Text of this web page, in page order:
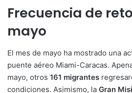
Frecuencia de
mayo
El mes de mayo ha mostrado una
puente aéreo Miami-Caracas.
mayo, otros 161 migrantes
condiciones. Asimismo, la Gran